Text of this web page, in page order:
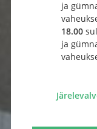
ja
18.00
ja